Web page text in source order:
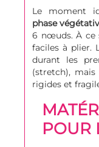
Le moment
phase
6 nœuds. À ce
faciles à plier.
durant les
(stretch),
rigides et
POUR